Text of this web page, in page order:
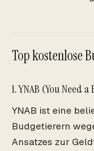
Top kostenlose
1. YNAB (You Need
YNAB ist eine
Budgetierern
Ansatzes zur